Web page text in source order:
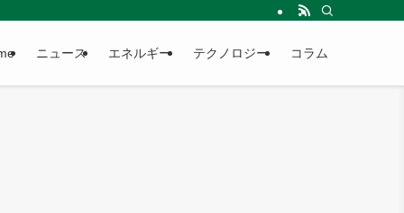
ニュース エネルギー テクノロジー コラム